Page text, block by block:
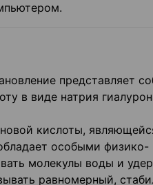
представляет
в виде натрия
кислоты,
особыми физико-
молекулы воды и
равномер­ный,